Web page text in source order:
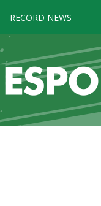
RECORD NEWS